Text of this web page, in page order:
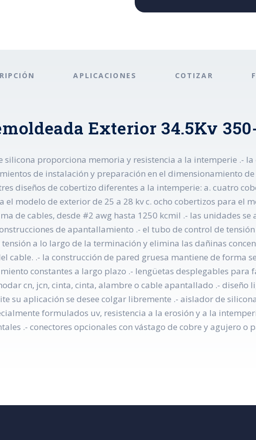
APLICACIONES COTIZAR
Exterior 34.5Kv
silicona proporciona memoria y resistencia a la intemperie .- la
de instalación y preparación en el dimensionamiento
diseños de cobertizo diferentes a la intemperie: a. cuatro
el modelo de exterior de 25 a 28 kv c. ocho cobertizos para el
de cables, desde #2 awg hasta 1250 kcmil .- las unidades
de apantallamiento .- el tubo de control de
a lo largo de la terminación y elimina las dañinas
cable. .- la construcción de pared gruesa mantiene de forma
constantes a largo plazo .- lengüetas desplegables para
cn, jcn, cinta, cinta, alambre o cable apantallado .- diseño
su aplicación se desee colgar libremente .- aislador de
formulados uv, resistencia a la erosión y a la
.- conectores opcionales con vástago de cobre y agujero o